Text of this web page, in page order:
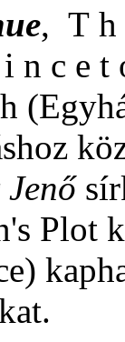
, T h
n c e
Plot